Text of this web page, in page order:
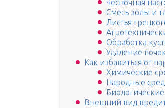
Чесночная
Смесь золы и
Листья
Обработка
Удаление
Как избавиться от
Химические
Народные
Внешний вид